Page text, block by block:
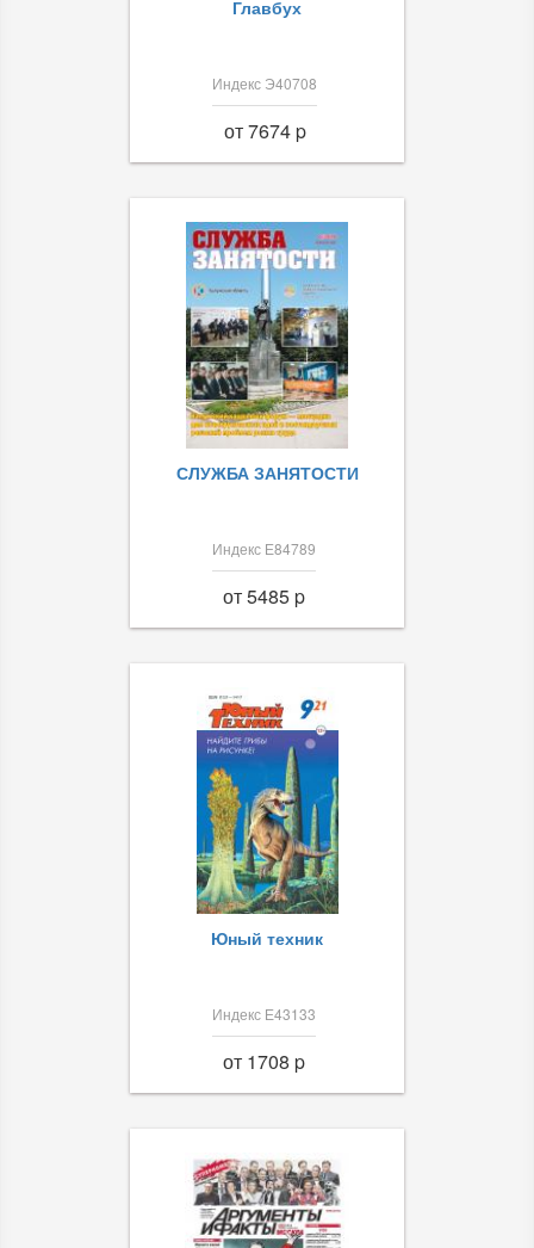
Главбух
Индекс Э40708
от 7674 p
СЛУЖБА ЗАНЯТОСТИ
Индекс Е84789
от 5485 p
Юный техник
Индекс Е43133
от 1708 p